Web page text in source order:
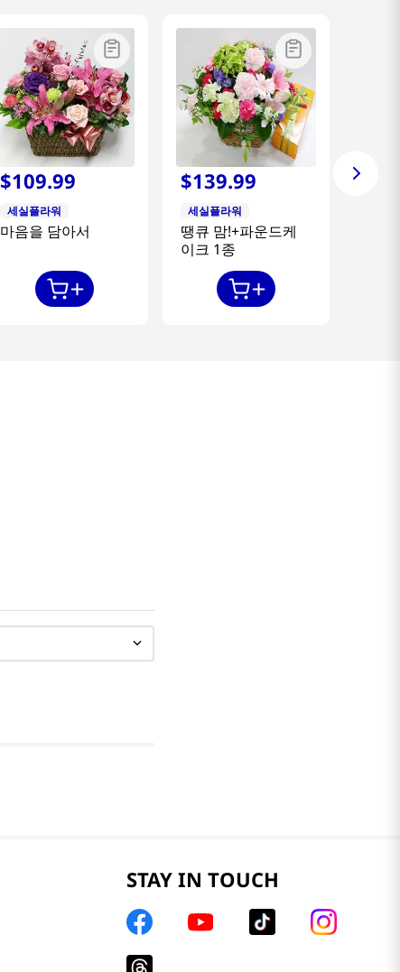
$109.99
세실플라워
마음을 담아서
$139.99
세실플라워
땡큐 맘!+파운드케
이크 1종
STAY IN TOUCH